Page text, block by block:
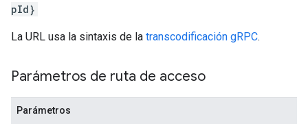
pId}
La URL usa la sintaxis de la transcodificación gRPC.
Parámetros de ruta de acceso
Parámetros